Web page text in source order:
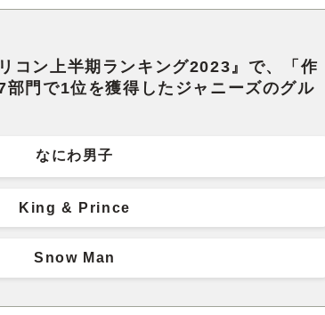
コン上半期ランキング2023』で、「作
部門で1位を獲得したジャニーズのグル
なにわ男子
King & Prince
Snow Man